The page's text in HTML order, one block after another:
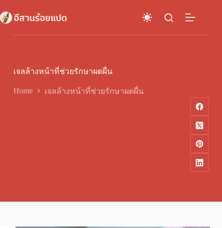
to
content
เจลล้างหน้าที่ช่วยรักษาผดผื่น
Home เจลล้างหน้าที่ช่วยรักษาผดผื่น